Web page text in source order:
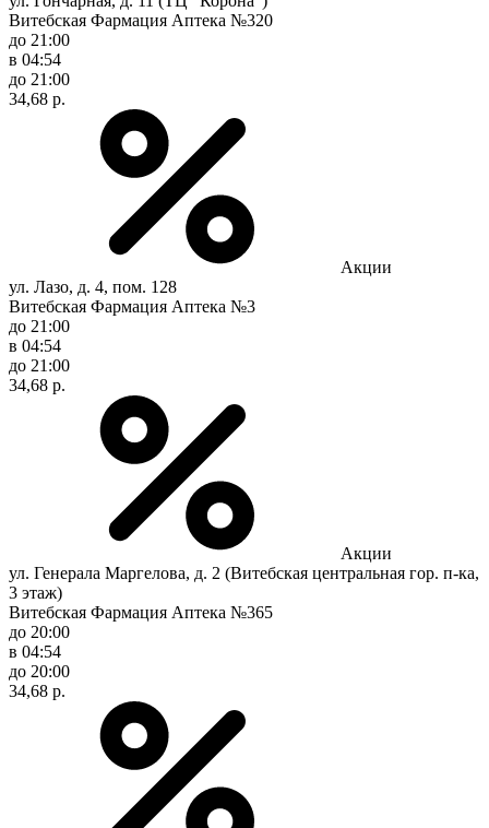
Витебская Фармация Аптека №320
до 21:00
в 04:54
до 21:00
34,68 р.
Акции
ул. Лазо, д. 4, пом. 128
Витебская Фармация Аптека №3
до 21:00
в 04:54
до 21:00
34,68 р.
Акции
ул. Генерала Маргелова, д. 2 (Витебская центральная гор. п-ка,
3 этаж)
Витебская Фармация Аптека №365
до 20:00
в 04:54
до 20:00
34,68 р.